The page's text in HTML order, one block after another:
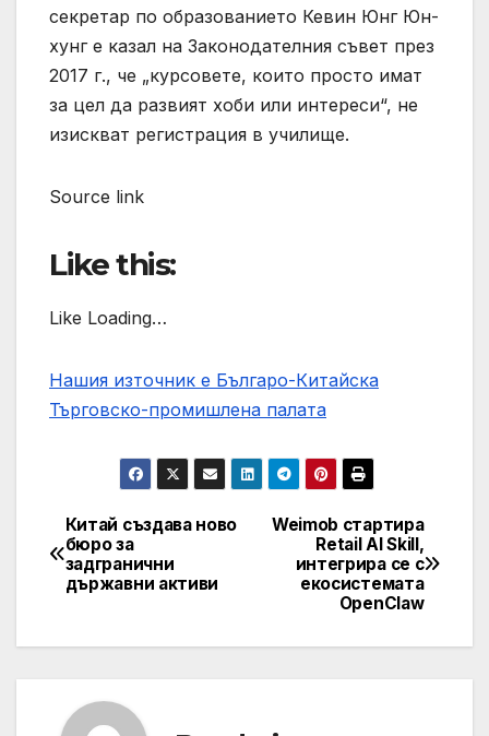
секретар по образованието Кевин Юнг Юн-
хунг е казал на Законодателния съвет през
2017 г., че „курсовете, които просто имат
за цел да развият хоби или интереси“, не
изискват регистрация в училище.
Source link
Like this:
Like Loading…
Нашия източник е Българо-Китайска
Търговско-промишлена палaта
Post
navigation
Weimob стартира
Retail AI Skill,
интегрира се с
екосистемата
OpenClaw
Китай създава ново
бюро за
задгранични
държавни активи